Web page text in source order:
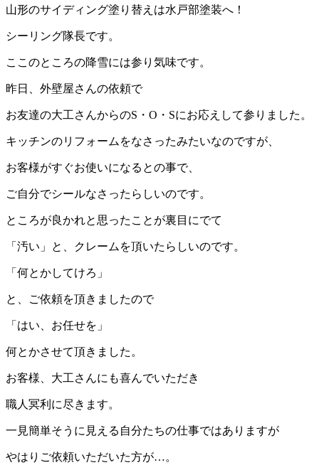
山形のサイディング塗り替えは水戸部塗装へ！
シーリング隊長です。
ここのところの降雪には参り気味です。
昨日、外壁屋さんの依頼で
お友達の大工さんからのS・O・Sにお応えして参りました。
キッチンのリフォームをなさったみたいなのですが、
お客様がすぐお使いになるとの事で、
ご自分でシールなさったらしいのです。
ところが良かれと思ったことが裏目にでて
「汚い」と、クレームを頂いたらしいのです。
「何とかしてけろ」
と、ご依頼を頂きましたので
「はい、お任せを」
何とかさせて頂きました。
お客様、大工さんにも喜んでいただき
職人冥利に尽きます。
一見簡単そうに見える自分たちの仕事ではありますが
やはりご依頼いただいた方が…。